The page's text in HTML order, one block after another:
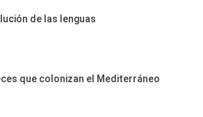
de las lenguas
que colonizan el Mediterráneo